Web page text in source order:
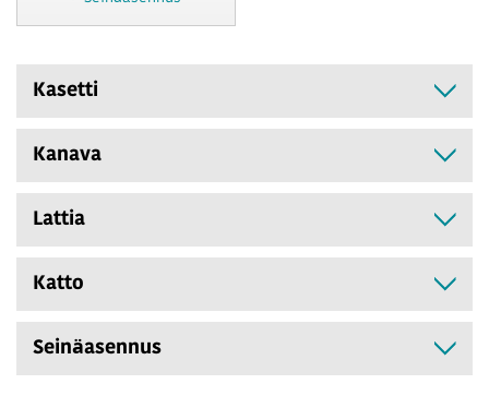
Kasetti
Kanava
Lattia
Katto
Seinäasennus